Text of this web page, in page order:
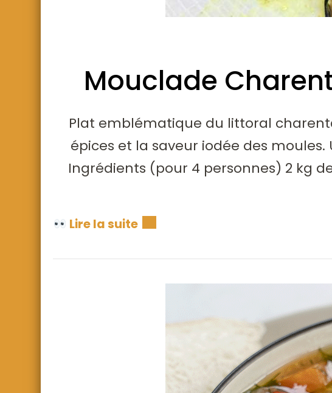
Mouclade
Plat emblématique du littoral
épices et la saveur iodée des
Ingrédients (pour 4 personnes) 2 kg
Lire la suite